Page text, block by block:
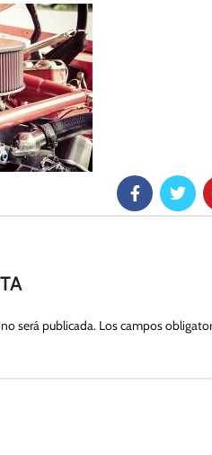
será publicada. Los campos